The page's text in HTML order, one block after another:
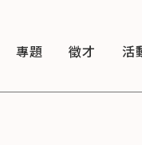
專題 徵才 活